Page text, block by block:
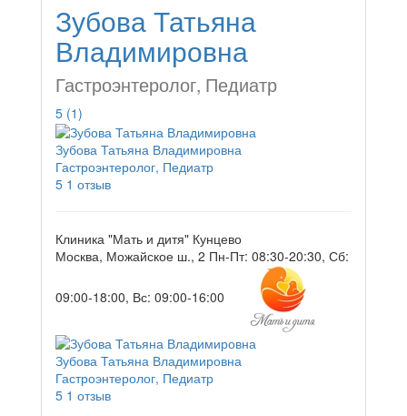
Зубова Татьяна
Владимировна
Гастроэнтеролог, Педиатр
5 (1)
Зубова Татьяна Владимировна
Гастроэнтеролог, Педиатр
5 1 отзыв
Клиника "Мать и дитя" Кунцево
Москва, Можайское ш., 2 Пн-Пт: 08:30-20:30, Сб:
09:00-18:00, Вс: 09:00-16:00
Зубова Татьяна Владимировна
Гастроэнтеролог, Педиатр
5 1 отзыв